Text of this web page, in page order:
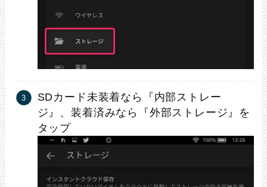
SDカード未装着なら『内部ストレー
ジ』、装着済みなら『外部ストレージ』を
タップ